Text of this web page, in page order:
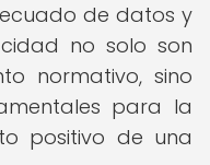
de datos y
no solo son
normativo, sino
para la
positivo de una